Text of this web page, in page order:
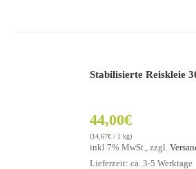
Stabilisierte Reiskleie
44,00€
(14,67€ / 1 kg)
inkl 7% MwSt., zzgl.
Lieferzeit: ca. 3-5 Werktage